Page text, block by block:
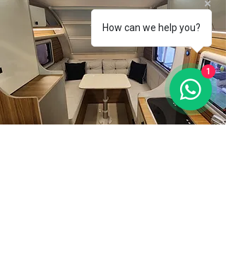
How can we help you?
1